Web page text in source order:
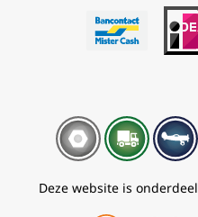
Deze website is